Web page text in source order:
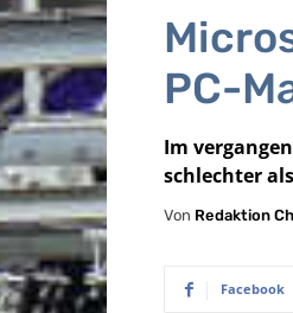
PC-
Im
schlechter
Von Redaktion
Facebook